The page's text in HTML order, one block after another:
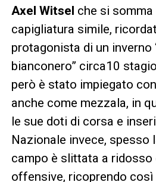
Axel Witsel che si somma
capigliatura simile,
protagonista di un inverno
bianconero” circa10
però è stato impiegato
anche come mezzala, in
le sue doti di corsa e
Nazionale invece, spesso
campo è slittata a ridosso
offensive, ricoprendo così